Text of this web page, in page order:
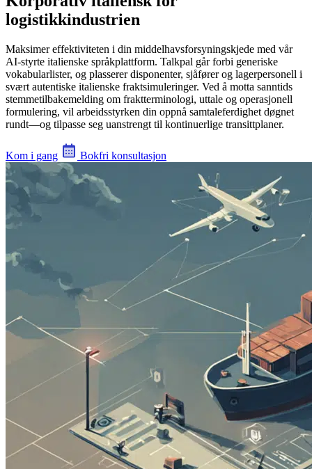
logistikkindustrien
Maksimer effektiviteten i din middelhavsforsyningskjede med vår
AI-styrte italienske språkplattform. Talkpal går forbi generiske
vokabularlister, og plasserer disponenter, sjåfører og lagerpersonell i
svært autentiske italienske fraktsimuleringer. Ved å motta sanntids
stemmetilbakemelding om fraktterminologi, uttale og operasjonell
formulering, vil arbeidsstyrken din oppnå samtaleferdighet døgnet
rundt—og tilpasse seg uanstrengt til kontinuerlige transittplaner.
Kom i gang Bokfri konsultasjon